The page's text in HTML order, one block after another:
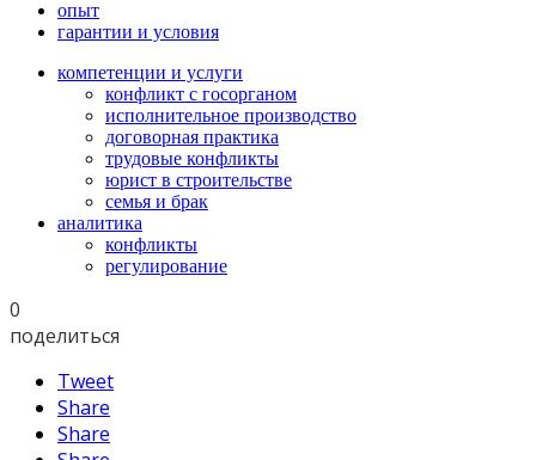
опыт
гарантии и условия
компетенции и услуги
конфликт с госорганом
исполнительное производство
договорная практика
трудовые конфликты
юрист в строительстве
семья и брак
аналитика
конфликты
регулирование
0
поделиться
Tweet
Share
Share